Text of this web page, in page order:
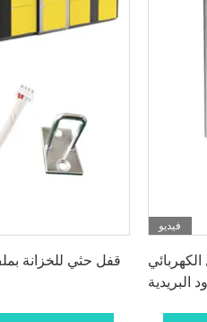
فيديو
البريدية